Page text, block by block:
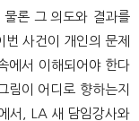
론 그 의도와 결과를
사건이 개인의 문제
에서 이해되어야 한다
림이 어디로 향하는지
서, LA 새 담임강사와